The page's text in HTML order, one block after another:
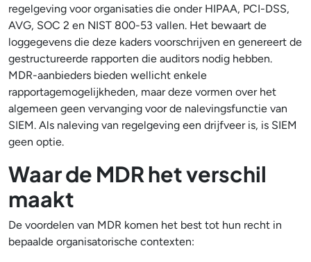
regelgeving voor organisaties die onder HIPAA, PCI-DSS,
AVG, SOC 2 en NIST 800-53 vallen. Het bewaart de
loggegevens die deze kaders voorschrijven en genereert de
gestructureerde rapporten die auditors nodig hebben.
MDR-aanbieders bieden wellicht enkele
rapportagemogelijkheden, maar deze vormen over het
algemeen geen vervanging voor de nalevingsfunctie van
SIEM. Als naleving van regelgeving een drijfveer is, is SIEM
geen optie.
Waar de MDR het verschil
maakt
De voordelen van MDR komen het best tot hun recht in
bepaalde organisatorische contexten: